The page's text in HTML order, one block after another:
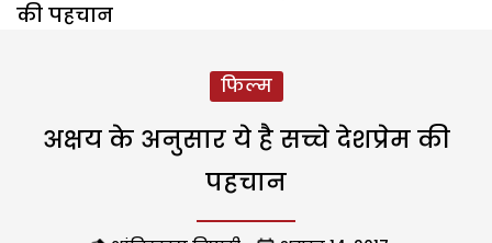
की पहचान
फिल्म
अक्षय के अनुसार ये है सच्चे देशप्रेम की
पहचान